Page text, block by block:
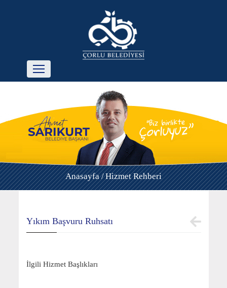
Anasayfa /Hizmet Rehberi
Yıkım Başvuru Ruhsatı
İlgili Hizmet Başlıkları